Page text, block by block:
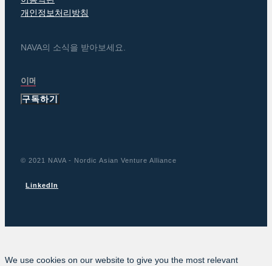
개인정보처리방침
NAVA의 소식을 받아보세요.
구독하기
© 2021 NAVA - Nordic Asian Venture Alliance
LinkedIn
We use cookies on our website to give you the most relevant